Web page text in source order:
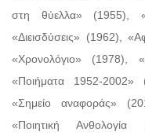
στη θύελλα» (1955),
«Διεισδύσεις» (1962),
«Χρονολόγιο» (1978),
«Ποιήματα 1952-2002»
«Σημείο αναφοράς»
«Ποιητική